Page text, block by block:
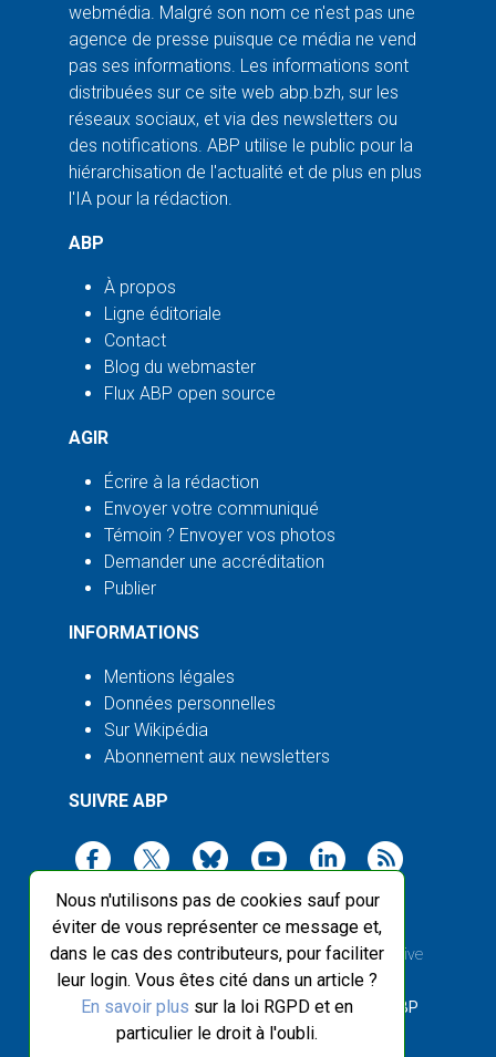
Nous n'utilisons pas de cookies sauf pour
éviter de vous représenter ce message et,
dans le cas des contributeurs, pour faciliter
leur login. Vous êtes cité dans un article ?
En savoir plus sur la loi RGPD et en
particulier le droit à l'oubli.
webmédia. Malgré son nom ce n'est pas une
agence de presse puisque ce média ne vend
pas ses informations. Les informations sont
distribuées sur ce site web abp.bzh, sur les
réseaux sociaux, et via des newsletters ou
des notifications. ABP utilise le public pour la
hiérarchisation de l'actualité et de plus en plus
l'IA pour la rédaction.
ABP
À propos
Ligne éditoriale
Contact
Blog du webmaster
Flux ABP open source
AGIR
Écrire à la rédaction
Envoyer votre communiqué
Témoin ? Envoyer vos photos
Demander une accréditation
Publier
INFORMATIONS
Mentions légales
Données personnelles
Sur Wikipédia
Abonnement aux newsletters
SUIVRE ABP
2003-2026 ©Agence Bretagne Presse, sauf Creative
Commons
Front-end design :Breizhek Studio , Back-end : ABP